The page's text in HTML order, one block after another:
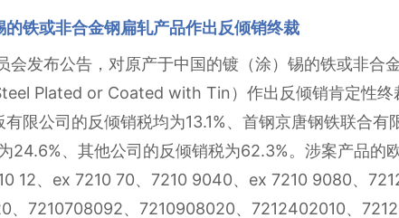
铁或非合金钢扁轧产品作出反倾销终裁
会发布公告，对原产于中国的镀（涂）锡的铁或非合
Plated or Coated with Tin）作出反倾销肯定性终
限公司的反倾销税均为13.1%、首钢京唐钢铁联合有
24.6%、其他公司的反倾销税为62.3%。涉案产品
12、ex 7210 70、7210 9040、ex 7210 9080、
、7210708092、7210908020、7212402010、